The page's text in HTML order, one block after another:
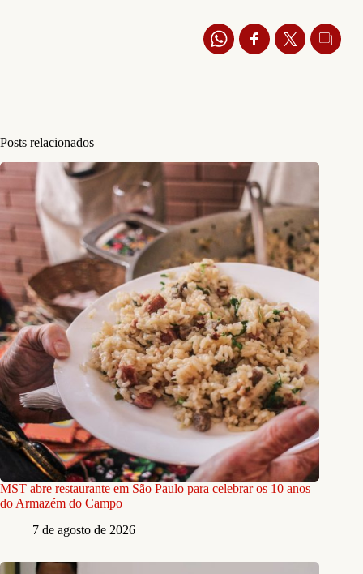
Posts relacionados
MST abre restaurante em São Paulo para celebrar os 10 anos
do Armazém do Campo
7 de agosto de 2026